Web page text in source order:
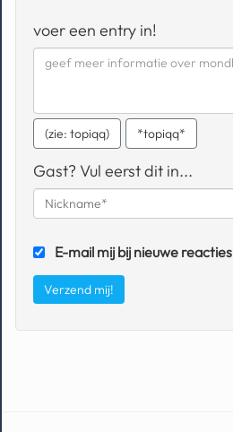
voer een entry in!
(zie: topiqq) *topiqq*
Gast? Vul eerst dit in...
E-mail mij bij nieuwe reacties